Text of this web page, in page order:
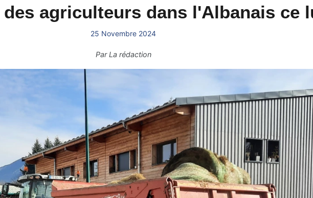
des agriculteurs dans l'Albanais ce
25 Novembre 2024
ParLa rédaction